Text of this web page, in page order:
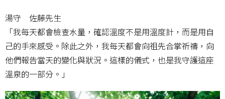
湯守 佐藤先生
「我每天都會檢查水量，確認溫度不是用溫度計，而是用自
己的手來感受。除此之外，我每天都會向祖先合掌祈禱，向
他們報告當天的變化與狀況。這樣的儀式，也是我守護這座
溫泉的一部分。」